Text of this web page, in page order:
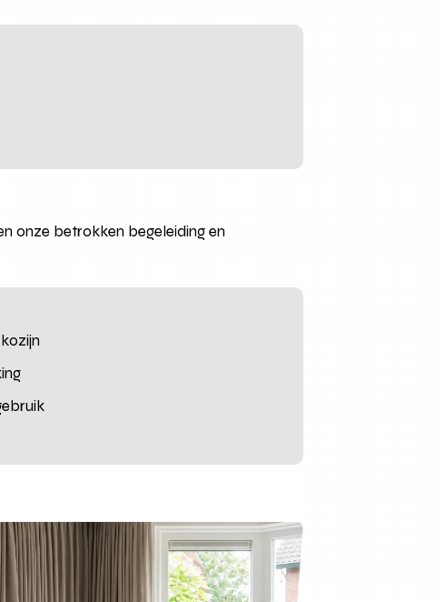
onze betrokken begeleiding en